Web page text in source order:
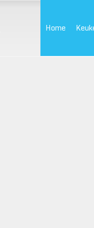
Home